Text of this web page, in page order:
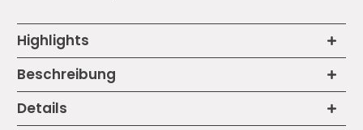
Highlights
Beschreibung
Details